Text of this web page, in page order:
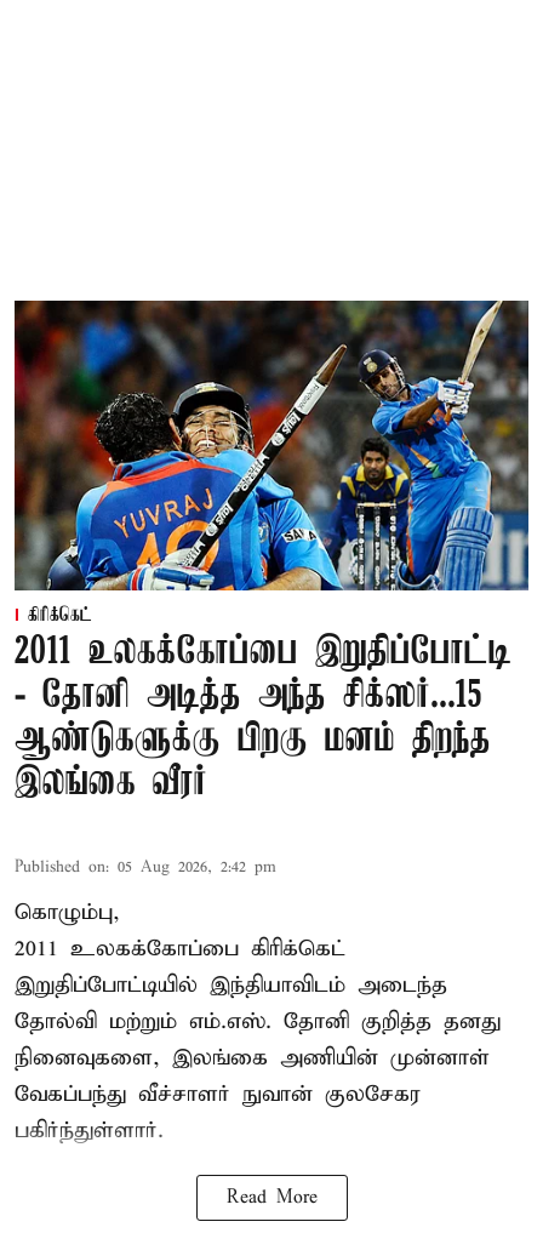
கிரிக்கெட்
2011 உலகக்கோப்பை இறுதிப்போட்டி
- தோனி அடித்த அந்த சிக்ஸர்...15
ஆண்டுகளுக்கு பிறகு மனம் திறந்த
இலங்கை வீரர்
Published on: 05 Aug 2026, 2:42 pm
கொழும்பு,
2011 உலகக்கோப்பை கிரிக்கெட்
இறுதிப்போட்டியில் இந்தியாவிடம் அடைந்த
தோல்வி மற்றும் எம்.எஸ். தோனி குறித்த தனது
நினைவுகளை, இலங்கை அணியின் முன்னாள்
வேகப்பந்து வீச்சாளர் நுவான் குலசேகர
பகிர்ந்துள்ளார்.
Read More